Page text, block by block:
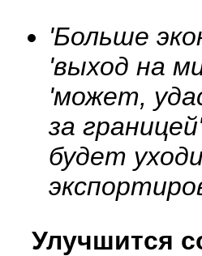
'Больше
'выход на
'может,
за
будет
Улучшится